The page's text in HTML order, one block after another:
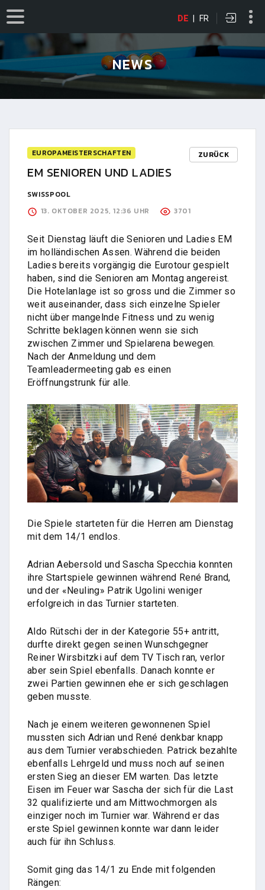
DE | FR
NEWS
EUROPAMEISTERSCHAFTEN ZURÜCK
EM SENIOREN UND LADIES
SWISSPOOL
13. OKTOBER 2025, 12:36 UHR
3701
Seit Dienstag läuft die Senioren und Ladies EM
im holländischen Assen. Während die beiden
Ladies bereits vorgängig die Eurotour gespielt
haben, sind die Senioren am Montag angereist.
Die Hotelanlage ist so gross und die Zimmer so
weit auseinander, dass sich einzelne Spieler
nicht über mangelnde Fitness und zu wenig
Schritte beklagen können wenn sie sich
zwischen Zimmer und Spielarena bewegen.
Nach der Anmeldung und dem
Teamleadermeeting gab es einen
Eröffnungstrunk für alle.
Die Spiele starteten für die Herren am Dienstag
mit dem 14/1 endlos.
Adrian Aebersold und Sascha Specchia konnten
ihre Startspiele gewinnen während René Brand,
und der «Neuling» Patrik Ugolini weniger
erfolgreich in das Turnier starteten.
Aldo Rütschi der in der Kategorie 55+ antritt,
durfte direkt gegen seinen Wunschgegner
Reiner Wirsbitzki auf dem TV Tisch ran, verlor
aber sein Spiel ebenfalls. Danach konnte er
zwei Partien gewinnen ehe er sich geschlagen
geben musste.
Nach je einem weiteren gewonnenen Spiel
mussten sich Adrian und René denkbar knapp
aus dem Turnier verabschieden. Patrick bezahlte
ebenfalls Lehrgeld und muss noch auf seinen
ersten Sieg an dieser EM warten. Das letzte
Eisen im Feuer war Sascha der sich für die Last
32 qualifizierte und am Mittwochmorgen als
einziger noch im Turnier war. Während er das
erste Spiel gewinnen konnte war dann leider
auch für ihn Schluss.
Somit ging das 14/1 zu Ende mit folgenden
Rängen: